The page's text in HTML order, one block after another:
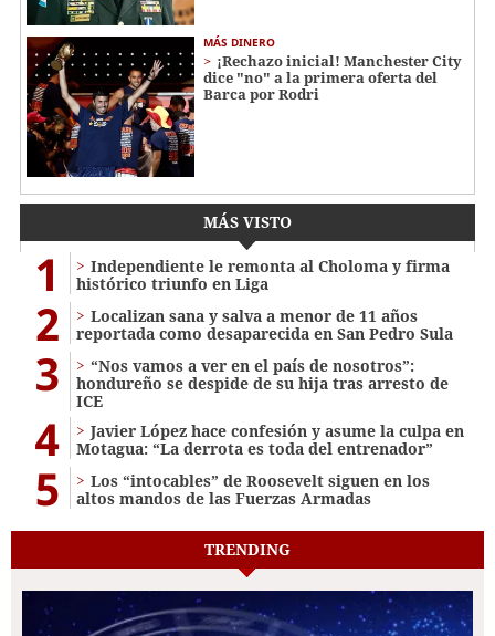
MÁS DINERO
¡Rechazo inicial! Manchester City
dice "no" a la primera oferta del
Barca por Rodri
MÁS VISTO
1
Independiente le remonta al Choloma y firma
histórico triunfo en Liga
2
Localizan sana y salva a menor de 11 años
reportada como desaparecida en San Pedro Sula
3
“Nos vamos a ver en el país de nosotros”:
hondureño se despide de su hija tras arresto de
ICE
4
Javier López hace confesión y asume la culpa en
Motagua: “La derrota es toda del entrenador”
5
Los “intocables” de Roosevelt siguen en los
altos mandos de las Fuerzas Armadas
TRENDING